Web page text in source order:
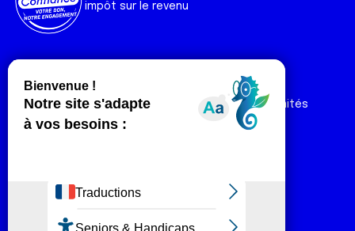
impôt sur le revenu
Liens utiles
Nos actualités
Nos publications
Contact
Espace Ligue & comités
Espace chercheur